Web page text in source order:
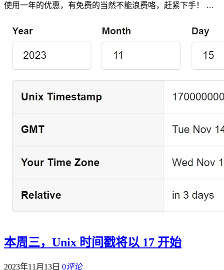
使用一年的优惠，有免费的当然不能浪费咯，赶紧下手！ …
本周三，Unix 时间戳将以 17 开始
2023年11月13日 0评论